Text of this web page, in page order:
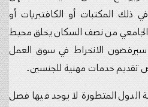
ذلك المكتبات أو الكافتيريات أو
الجامعي من نصف السكان يخلق محيط
سيرفضون الانخراط في سوق العمل
تقديم خدمات مهنية للجنسين.
الدول المتطورة لا يوجد فيها فصل